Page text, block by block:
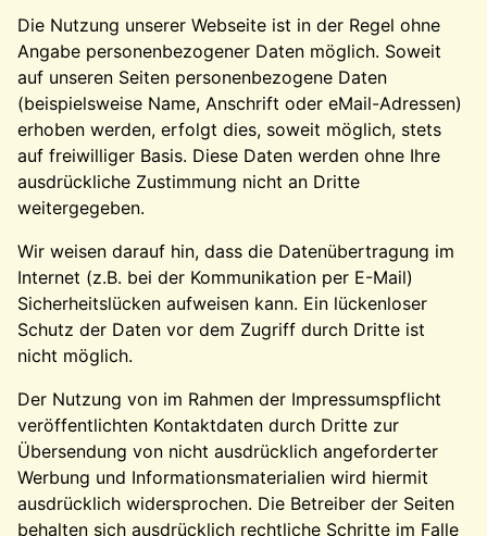
Die Nutzung unserer Webseite ist in der Regel ohne
Angabe personenbezogener Daten möglich. Soweit
auf unseren Seiten personenbezogene Daten
(beispielsweise Name, Anschrift oder eMail-Adressen)
erhoben werden, erfolgt dies, soweit möglich, stets
auf freiwilliger Basis. Diese Daten werden ohne Ihre
ausdrückliche Zustimmung nicht an Dritte
weitergegeben.
Wir weisen darauf hin, dass die Datenübertragung im
Internet (z.B. bei der Kommunikation per E-Mail)
Sicherheitslücken aufweisen kann. Ein lückenloser
Schutz der Daten vor dem Zugriff durch Dritte ist
nicht möglich.
Der Nutzung von im Rahmen der Impressumspflicht
veröffentlichten Kontaktdaten durch Dritte zur
Übersendung von nicht ausdrücklich angeforderter
Werbung und Informationsmaterialien wird hiermit
ausdrücklich widersprochen. Die Betreiber der Seiten
behalten sich ausdrücklich rechtliche Schritte im Falle